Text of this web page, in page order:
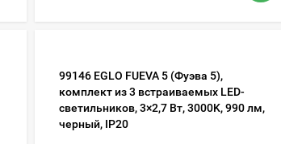
99146 EGLO FUEVA 5 (Фуэва 5),
комплект из 3 встраиваемых LED-
светильников, 3×2,7 Вт, 3000K, 990 лм,
черный, IP20